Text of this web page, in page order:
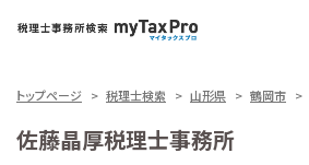
トップページ 税理士検索 山形県 鶴岡市
佐藤晶厚税理士事務所